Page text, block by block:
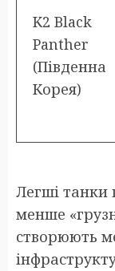
K2 Black
Panther
(Південна
Корея)
Легші танки
менше
створюють